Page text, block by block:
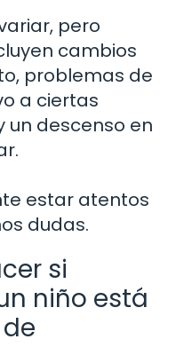
pero
cambios
problemas de
a ciertas
un descenso en
estar atentos
dudas.
si
niño está